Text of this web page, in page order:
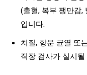
(출혈, 복부 팽만감,
입니다.
치질, 항문 균열 또
직장 검사가 실시